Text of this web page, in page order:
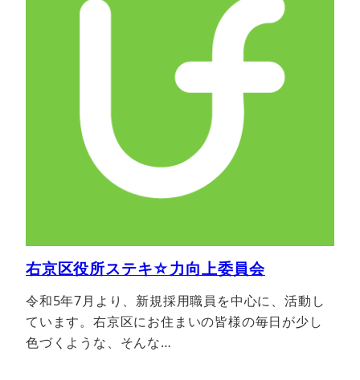
右京区役所ステキ☆力向上委員会
令和5年7月より、新規採用職員を中心に、活動し
ています。右京区にお住まいの皆様の毎日が少し
色づくような、そんな…